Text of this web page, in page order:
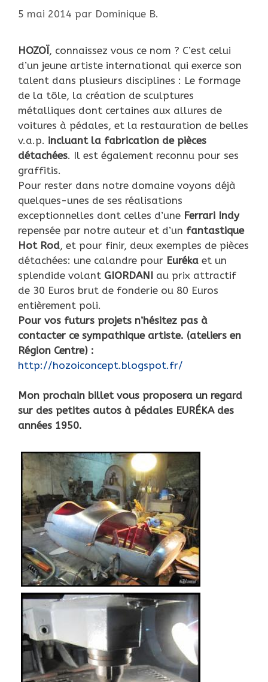
5 mai 2014 par Dominique B.
HOZOÏ, connaissez vous ce nom ? C’est celui
d’un jeune artiste international qui exerce son
talent dans plusieurs disciplines : Le formage
de la tôle, la création de sculptures
métalliques dont certaines aux allures de
voitures à pédales, et la restauration de belles
v.a.p. incluant la fabrication de pièces
détachées. Il est également reconnu pour ses
graffitis.
Pour rester dans notre domaine voyons déjà
quelques-unes de ses réalisations
exceptionnelles dont celles d’une Ferrari Indy
repensée par notre auteur et d’un fantastique
Hot Rod, et pour finir, deux exemples de pièces
détachées: une calandre pour Euréka et un
splendide volant GIORDANI au prix attractif
de 30 Euros brut de fonderie ou 80 Euros
entièrement poli.
Pour vos futurs projets n’hésitez pas à
contacter ce sympathique artiste. (ateliers en
Région Centre) :
http://hozoiconcept.blogspot.fr/
Mon prochain billet vous proposera un regard
sur des petites autos à pédales EURÉKA des
années 1950.